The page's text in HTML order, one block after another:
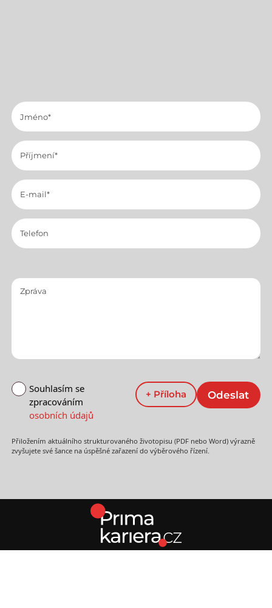
Souhlasím se
zpracováním
osobních údajů
Přiložením aktuálního strukturovaného životopisu (PDF nebo Word) výrazně
zvyšujete své šance na úspěšné zařazení do výběrového řízení.